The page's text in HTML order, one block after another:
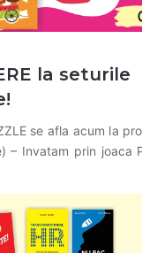
la seturile
se afla acum la
– Invatam prin joaca